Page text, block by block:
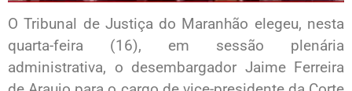
O Tribunal de Justiça do Maranhão elegeu, nesta
quarta-feira (16), em sessão plenária
administrativa, o desembargador Jaime Ferreira